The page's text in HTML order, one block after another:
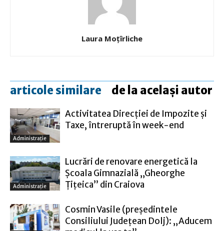
Laura Moţîrliche
articole similare de la același autor
Administraţie
Activitatea Direcției de Impozite și
Taxe, întreruptă în week-end
Administraţie
Lucrări de renovare energetică la
Şcoala Gimnazială „Gheorghe
Ţiţeica” din Craiova
Cosmin Vasile (preşedintele
Consiliului Judeţean Dolj): „Aducem